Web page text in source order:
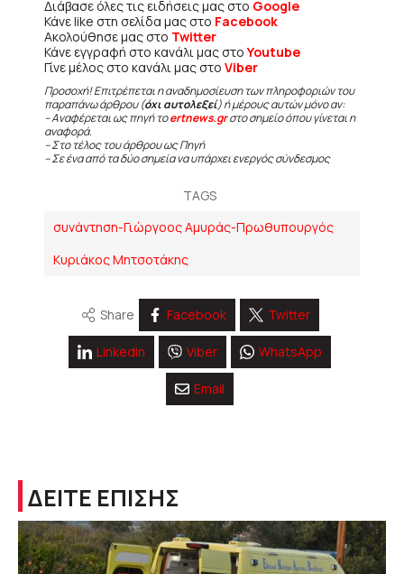
Διάβασε όλες τις ειδήσεις μας στο Google
Κάνε like στη σελίδα μας στο Facebook
Ακολούθησε μας στο Twitter
Κάνε εγγραφή στο κανάλι μας στοYoutube
Γίνε μέλος στο κανάλι μας στο Viber
Προσοχή! Επιτρέπεται η αναδημοσίευση των πληροφοριών του
παραπάνω άρθρου (όχι αυτολεξεί) ή μέρους αυτών μόνο αν:
– Αναφέρεται ως πηγή τοertnews.grστο σημείο όπου γίνεται η
αναφορά.
– Στο τέλος του άρθρου ως Πηγή
– Σε ένα από τα δύο σημεία να υπάρχει ενεργός σύνδεσμος
TAGS
συνάντηση-Γιώργοος Αμυράς-Πρωθυπουργός
Κυριάκος Μητσοτάκης
Share Facebook Twitter
Linkedin Viber WhatsApp
Email
ΔΕΙΤΕ ΕΠΙΣΗΣ